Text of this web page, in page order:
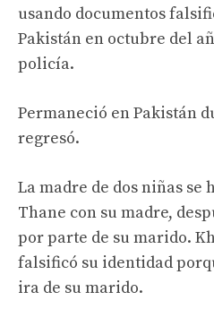
usando documentos
Pakistán en octubre del
policía.
Permaneció en Pakistán
regresó.
La madre de dos niñas se
Thane con su madre,
por parte de su marido.
falsificó su identidad
ira de su marido.